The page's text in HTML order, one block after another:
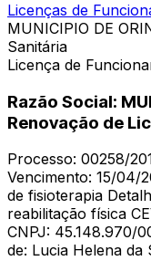
Licenças de
MUNICIPIO DE
Sanitária
Licença de
Razão Social:
Renovação de
Processo: 00258/
Vencimento: 15/04/
de fisioterapia
reabilitação física
CNPJ: 45.148.970/
de: Lucia Helena da